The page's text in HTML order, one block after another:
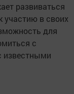
развиваться
участию в своих
для
с
известными